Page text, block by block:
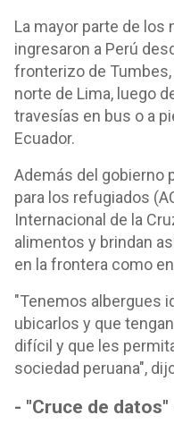
La mayor parte de
ingresaron a Perú
fronterizo de
norte de Lima, luego
travesías en bus o a
Ecuador.
Además del gobierno
para los refugiados
Internacional de la
alimentos y brindan
en la frontera como
"Tenemos albergues
ubicarlos y que
difícil y que les
sociedad peruana",
- "Cruce de datos"